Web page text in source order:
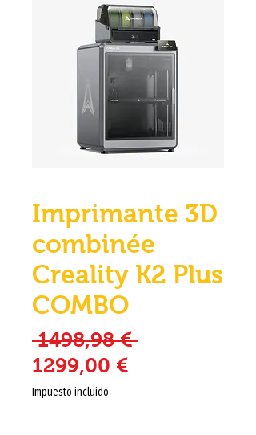
Imprimante 3D
combinée
Creality K2 Plus
COMBO
1498,98 € Precio
1299,00 €
Impuesto incluido